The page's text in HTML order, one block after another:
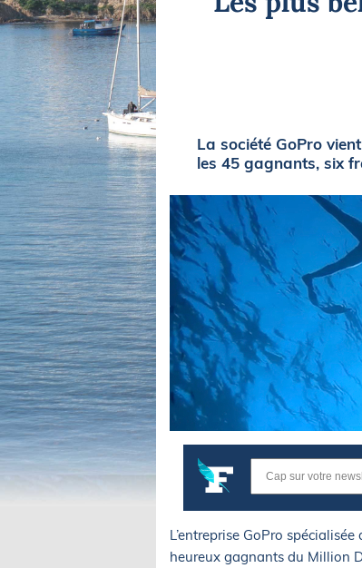
Equipements
La société GoPro
les 45 gagnants, six
L’entreprise GoPro
heureux gagnants du Million